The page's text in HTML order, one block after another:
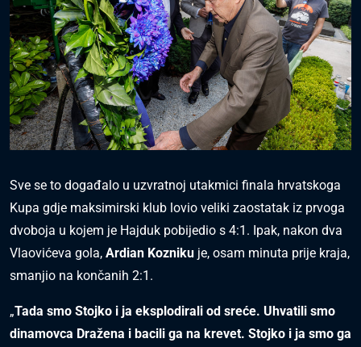
Sve se to događalo u uzvratnoj utakmici finala hrvatskoga
Kupa gdje maksimirski klub lovio veliki zaostatak iz prvoga
dvoboja u kojem je Hajduk pobijedio s 4:1. Ipak, nakon dva
Vlaovićeva gola, Ardian Kozniku je, osam minuta prije kraja,
smanjio na končanih 2:1.
„Tada smo Stojko i ja eksplodirali od sreće. Uhvatili smo
dinamovca Dražena i bacili ga na krevet. Stojko i ja smo ga